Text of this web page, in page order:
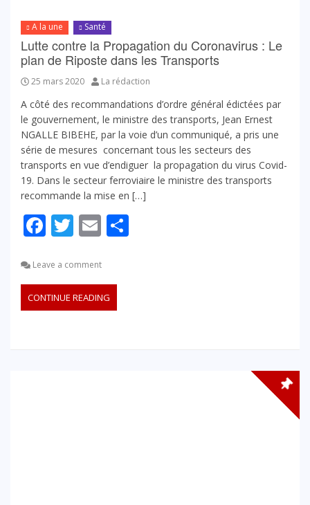
A la une Santé
Lutte contre la Propagation du Coronavirus : Le
plan de Riposte dans les Transports
25 mars 2020 La rédaction
A côté des recommandations d’ordre général édictées par
le gouvernement, le ministre des transports, Jean Ernest
NGALLE BIBEHE, par la voie d’un communiqué, a pris une
série de mesures concernant tous les secteurs des
transports en vue d’endiguer la propagation du virus Covid-
19. Dans le secteur ferroviaire le ministre des transports
recommande la mise en […]
Facebook
Twitter
Email
Leave a comment
CONTINUE READING